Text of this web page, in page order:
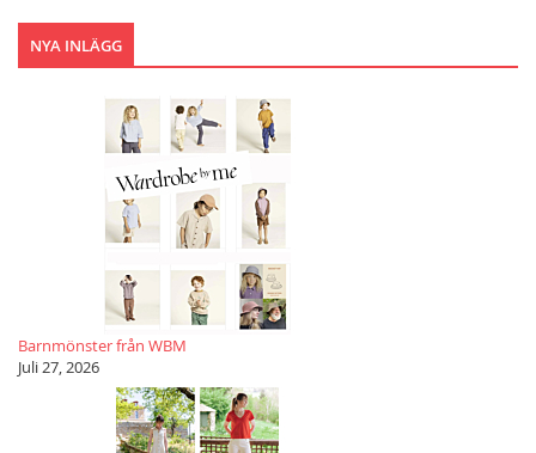
NYA INLÄGG
Barnmönster från WBM
Juli 27, 2026